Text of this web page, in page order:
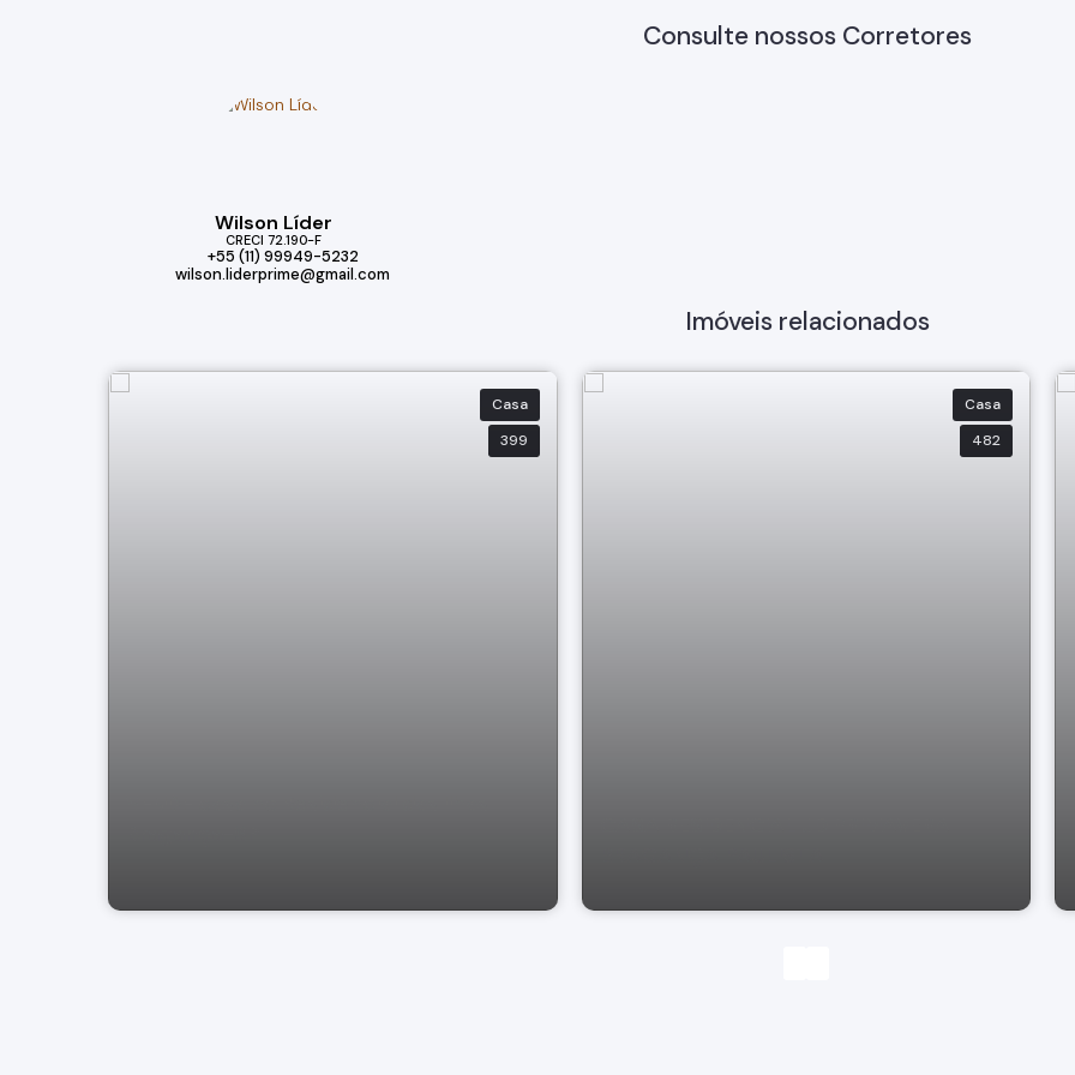
Consulte nossos Corretores
Wilson Líder
CRECI 72.190-F
+55 (11) 99949-5232
wilson.liderprime@gmail.com
Imóveis relacionados
Casa
399
Casa
482